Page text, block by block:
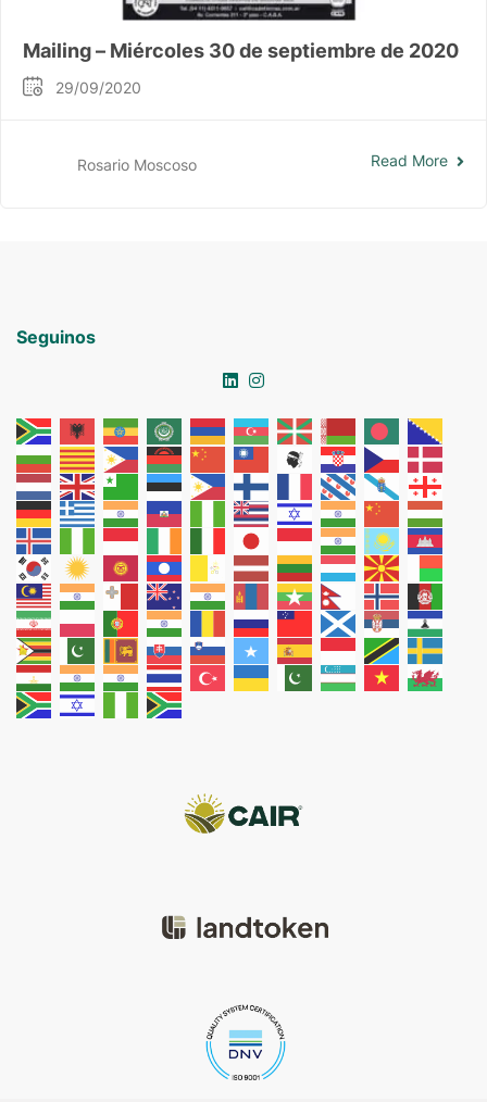
Mailing – Miércoles 30 de septiembre de 2020
29/09/2020
Rosario Moscoso Read More
Seguinos